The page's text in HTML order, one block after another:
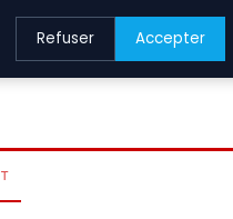
Refuser Accepter